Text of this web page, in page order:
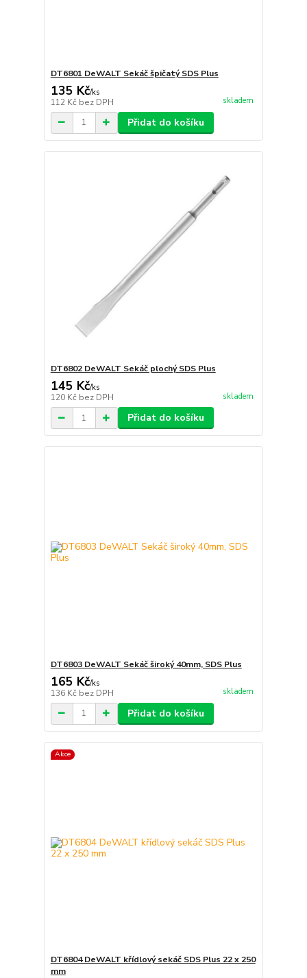
DT6801 DeWALT Sekáč špičatý SDS Plus
135 Kč/ks
112 Kč bez DPH skladem
Přidat do košíku
DT6802 DeWALT Sekáč plochý SDS Plus
145 Kč/ks
120 Kč bez DPH skladem
Přidat do košíku
DT6803 DeWALT Sekáč široký 40mm, SDS Plus
165 Kč/ks
136 Kč bez DPH skladem
Přidat do košíku
Akce
DT6804 DeWALT křídlový sekáč SDS Plus 22 x 250
mm